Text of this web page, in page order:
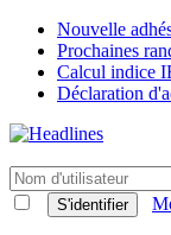
Nouvelle
Prochaines
Calcul indice
Déclaration
S'identifier